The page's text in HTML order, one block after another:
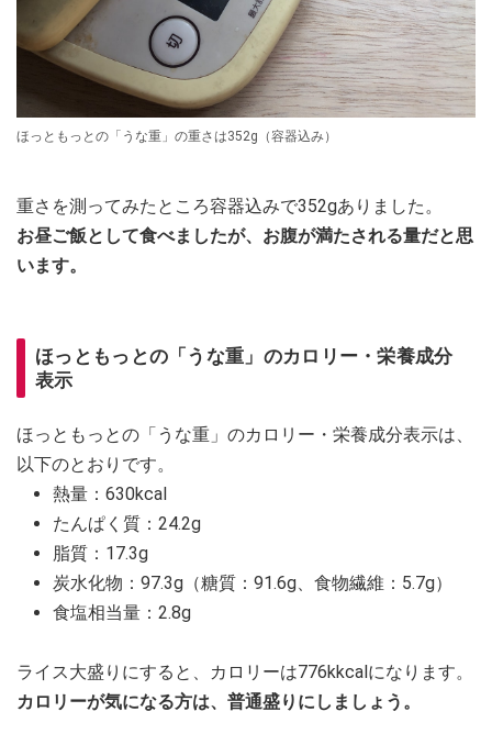
ほっともっとの「うな重」の重さは352g（容器込み）
重さを測ってみたところ容器込みで352gありました。
お昼ご飯として食べましたが、お腹が満たされる量だと思
います。
ほっともっとの「うな重」のカロリー・栄養成分
表示
ほっともっとの「うな重」のカロリー・栄養成分表示は、
以下のとおりです。
熱量：630kcal
たんぱく質：24.2g
脂質：17.3g
炭水化物：97.3g（糖質：91.6g、食物繊維：5.7g）
食塩相当量：2.8g
ライス大盛りにすると、カロリーは776kkcalになります。
カロリーが気になる方は、普通盛りにしましょう。